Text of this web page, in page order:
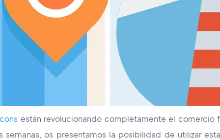
están revolucionando completamente el comercio
semanas, os presentamos la posibilidad de utilizar